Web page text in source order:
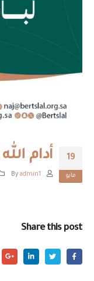
19
مايو
أدام
admin1
Share this post